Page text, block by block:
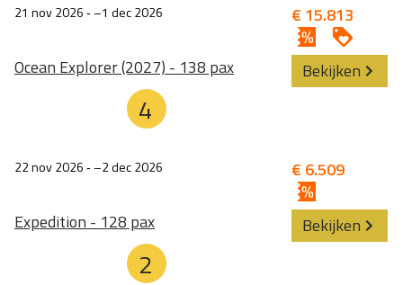
21 nov 2026‐ 1 dec 2026
Ocean Explorer (2027) - 138 pax
€ 15.813
4
Bekijken
22 nov 2026‐ 2 dec 2026
Expedition - 128 pax
€ 6.509
2
Bekijken